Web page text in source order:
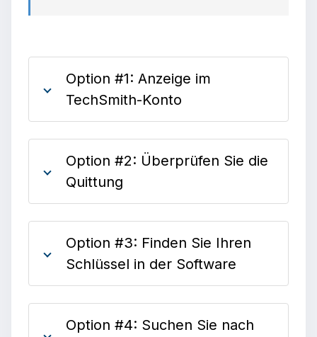
Option #1: Anzeige im
TechSmith-Konto
Option #2: Überprüfen Sie die
Quittung
Option #3: Finden Sie Ihren
Schlüssel in der Software
Option #4: Suchen Sie nach